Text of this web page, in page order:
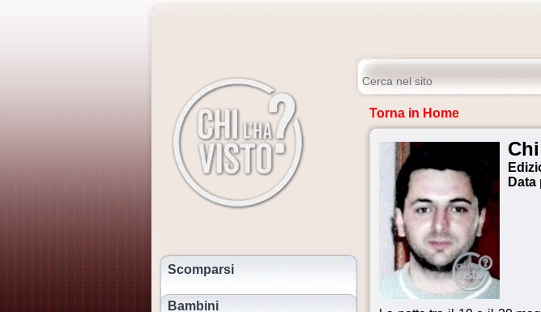
Scomparsi
Bambini
Torna in Home